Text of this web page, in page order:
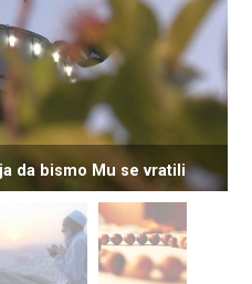
da bismo Mu se vratili